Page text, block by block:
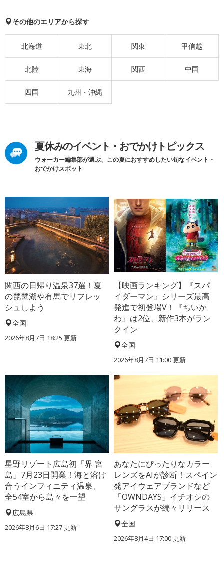
その他のエリアから探す
北海道 東北 関東 甲信越
北陸 東海 関西 中国
四国 九州・沖縄
夏休みのイベント・おでかけトピックス
ウォーカー編集部が選ぶ、この夏におすすめしたい旬なイベント・
おでかけスポット
関西の日帰り温泉37選！夏
の琵琶湖や有馬でリフレッ
シュしよう
全国
2026年8月7日 18:25 更新
【映画ランキング】『スパ
イダーマン』シリーズ最高
発進で初登場V！『ちいか
わ』は2位、新作3本がラン
クイン
全国
2026年8月7日 11:00更新
星野リゾート広島初「界 宮
島」7月23日開業！海と溶け
合うインフィニティ温泉、
全54室から島々を一望
広島県
2026年8月6日 17:27更新
あなたにぴったりなカラー
レンズをAIが診断！スペイン
発アイウェアブランドなど
「OWNDAYS」イチオシの
サングラスが続々リリース
全国
2026年8月4日 17:00更新